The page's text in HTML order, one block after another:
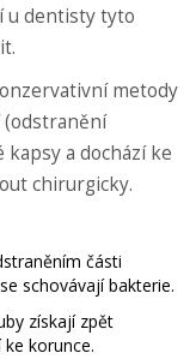
u dentisty tyto
metody
(odstranění
a dochází ke
chirurgicky.
části
schovávají bakterie.
získají zpět
korunce.